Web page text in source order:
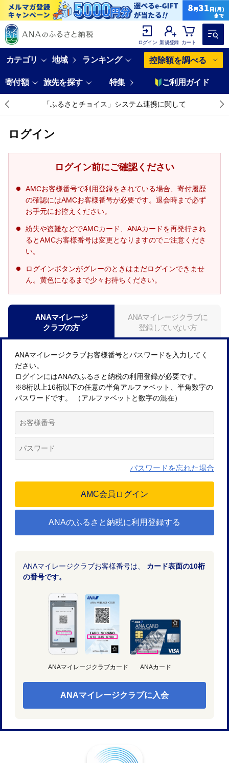
ログイン 新規登録 カート
カテゴリ 地域 ランキング 控除額を調べる
寄付額 旅先を探す 特集 ご利用ガイド
「ふるさとチョイス」システム連携に関して
ログイン
ログイン前にご確認ください
AMCお客様番号で利用登録をされている場合、寄付履歴
の確認にはAMCお客様番号が必要です。退会時まで必ず
お手元にお控えください。
紛失や盗難などでAMCカード、ANAカードを再発行され
るとAMCお客様番号は変更となりますのでご注意くださ
い。
ログインボタンがグレーのときはまだログインできませ
ん。黄色になるまで少々お待ちください。
ANAマイレージ
クラブの方
ANAマイレージクラブに
登録していない方
ANAマイレージクラブお客様番号とパスワードを入力してく
ださい。
ログインにはANAのふるさと納税の利用登録が必要です。
※8桁以上16桁以下の任意の半角アルファベット、半角数字の
パスワードです。 （アルファベットと数字の混在）
パスワードを忘れた場合
ANAのふるさと納税に利用登録する
ANAマイレージクラブお客様番号は、 カード表面の10桁
の番号です。
ANAマイレージクラブカード ANAカード
ANAマイレージクラブに入会